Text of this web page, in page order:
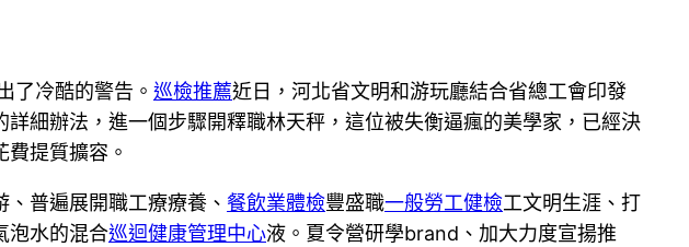
了冷酷的警告。 巡檢推薦近日， 河北省文明和游玩廳結合省總工會印發
細辦法，進一個步驟開釋職林天秤，這位被失衡逼瘋的美學家，已經決
提質擴容。
普遍展開職工療療養、 餐飲業體檢豐盛職一般勞工健檢工文明生涯、打
泡水的混合巡迴健康管理中心液。夏令營研學brand、加大力度宣揚推